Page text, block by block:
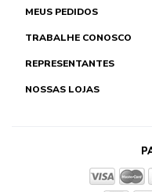
MEUS PEDIDOS
TRABALHE CONOSCO
REPRESENTANTES
NOSSAS LOJAS